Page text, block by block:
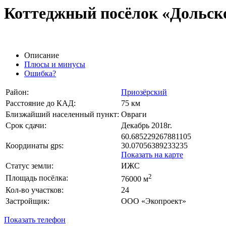
Коттеджный посёлок
Описание
Плюсы и минусы
Ошибка?
Район:
Приозёрский
Расстояние до КАД:
75 км
Близжайший населенный пункт: Овраги
Срок сдачи:
Декабрь 2018г.
Координаты gps:
60.685229267881105
30.07056389233235
Показать на карте
Статус земли:
ИЖС
Площадь посёлка:
76000 м2
Кол-во участков:
24
Застройщик:
ООО «Экопроект»
Показать телефон